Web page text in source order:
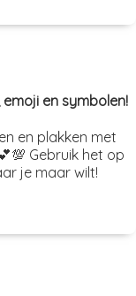
en symbolen!
en plakken met
Gebruik het op
je maar wilt!